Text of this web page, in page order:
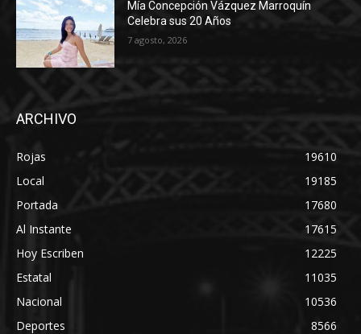
Mía Concepción Vázquez Marroquín
Celebra sus 20 Años
7 agosto, 2026
ARCHIVO
Rojas
19610
Local
19185
Portada
17680
Al Instante
17615
Hoy Escriben
12225
Estatal
11035
Nacional
10536
Deportes
8566